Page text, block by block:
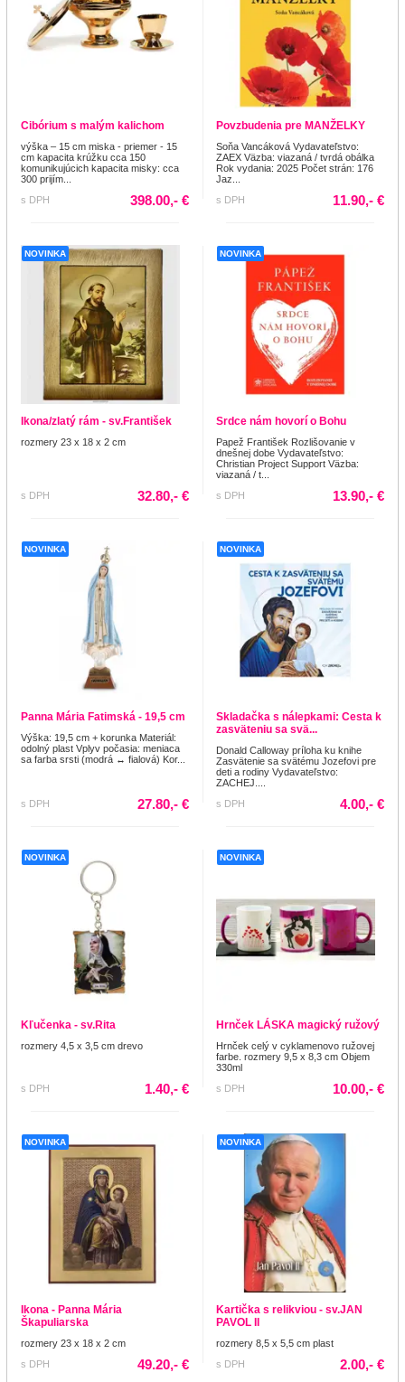
Cibórium s malým kalichom
výška – 15 cm miska - priemer - 15
cm kapacita krúžku cca 150
komunikujúcich kapacita misky: cca
300 prijím...
s DPH
398.00,- €
Povzbudenia pre MANŽELKY
Soňa Vancáková Vydavateľstvo:
ZAEX Väzba: viazaná / tvrdá obálka
Rok vydania: 2025 Počet strán: 176
Jaz...
s DPH
11.90,- €
NOVINKA
Ikona/zlatý rám - sv.František
rozmery 23 x 18 x 2 cm
s DPH 32.80,- €
NOVINKA
Srdce nám hovorí o Bohu
Papež František Rozlišovanie v
dnešnej dobe Vydavateľstvo:
Christian Project Support Väzba:
viazaná / t...
s DPH
13.90,- €
NOVINKA
Panna Mária Fatimská - 19,5 cm
Výška: 19,5 cm + korunka Materiál:
odolný plast Vplyv počasia: meniaca
sa farba srsti (modrá ↔ fialová) Kor...
s DPH 27.80,- €
NOVINKA
Skladačka s nálepkami: Cesta k
zasväteniu sa svä...
Donald Calloway príloha ku knihe
Zasvätenie sa svätému Jozefovi pre
deti a rodiny Vydavateľstvo:
ZACHEJ....
s DPH
4.00,- €
NOVINKA
Kľučenka - sv.Rita
rozmery 4,5 x 3,5 cm drevo
s DPH 1.40,- €
NOVINKA
Hrnček LÁSKA magický ružový
Hrnček celý v cyklamenovo ružovej
farbe. rozmery 9,5 x 8,3 cm Objem
330ml
s DPH
10.00,- €
NOVINKA
Ikona - Panna Mária
Škapuliarska
rozmery 23 x 18 x 2 cm
s DPH
49.20,- €
NOVINKA
Kartička s relikviou - sv.JAN
PAVOL II
rozmery 8,5 x 5,5 cm plast
s DPH
2.00,- €